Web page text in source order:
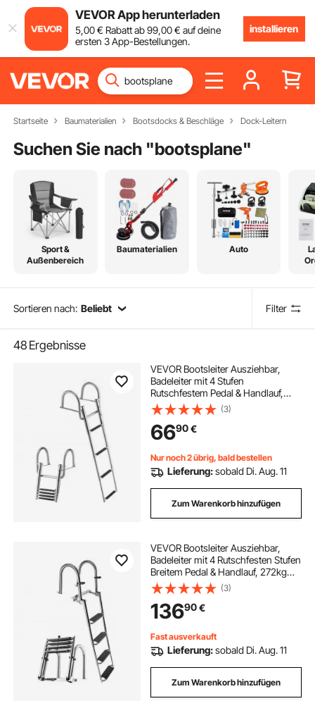
VEVOR App herunterladen
5,00€ Rabatt ab99,00€ auf deine
ersten 3 App-Bestellungen.
installieren
Startseite Baumaterialien Bootsdocks & Beschläge Dock-Leitern
Suchen Sie nach "bootsplane"
Sport &
Außenbereich
Baumaterialien Auto
Sortieren nach: Beliebt Filter
48 Ergebnisse
VEVOR Bootsleiter Ausziehbar,
Badeleiter mit 4 Stufen
Rutschfestem Pedal & Handlauf,
Schwimmdeckleiter mit 272 kg
Tragkraft für Heckeinstieg,
Teleskopleiter aus Edelstahl für
Boote Docks Pontons Pool
(3)
6690€
Nur noch 2 übrig, bald bestellen
Lieferung:sobald Di. Aug. 11
Zum Warenkorb hinzufügen
VEVOR Bootsleiter Ausziehbar,
Badeleiter mit 4 Rutschfesten Stufen
Breitem Pedal & Handlauf, 272kg
Belastbare Schwimmdeckleiter für
Heckeinstieg, Teleskopleiter aus
304 Edelstahl für Boote Docks Pool
(3)
13690€
Fast ausverkauft
Lieferung:sobald Di. Aug. 11
Zum Warenkorb hinzufügen